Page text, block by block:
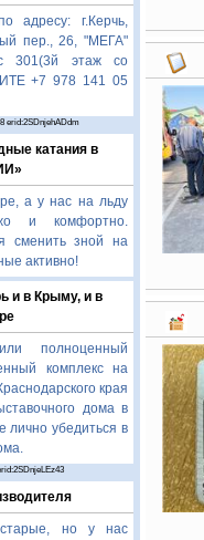
адресу: г.Керчь,
пер., 26, "МЕГА"
301(3й этаж со
+7 978 141 05
erid:2SDnjehADdm
катания в
а у нас на льду
и комфортно.
сменить зной на
активно!
и в Крыму, и в
полноценный
комплекс на
края
дома в
лично убедиться в
но у нас